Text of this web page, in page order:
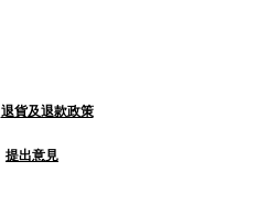
退貨及退款政策
提出意見